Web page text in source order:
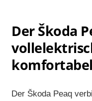
Der Škoda
komfortabel
Der Škoda Peaq